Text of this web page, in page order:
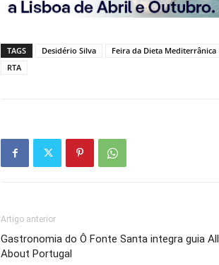
TAGS Desidério Silva Feira da Dieta Mediterrânica
RTA
Artigo anterior
Gastronomia do Ô Fonte Santa integra guia All
About Portugal